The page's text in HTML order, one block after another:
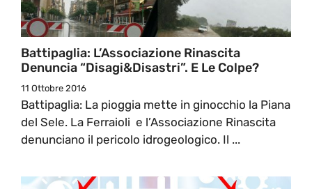
Battipaglia: L’Associazione Rinascita
Denuncia “Disagi&Disastri”. E Le Colpe?
11 Ottobre 2016
Battipaglia: La pioggia mette in ginocchio la Piana
del Sele. La Ferraioli e l’Associazione Rinascita
denunciano il pericolo idrogeologico. Il ...